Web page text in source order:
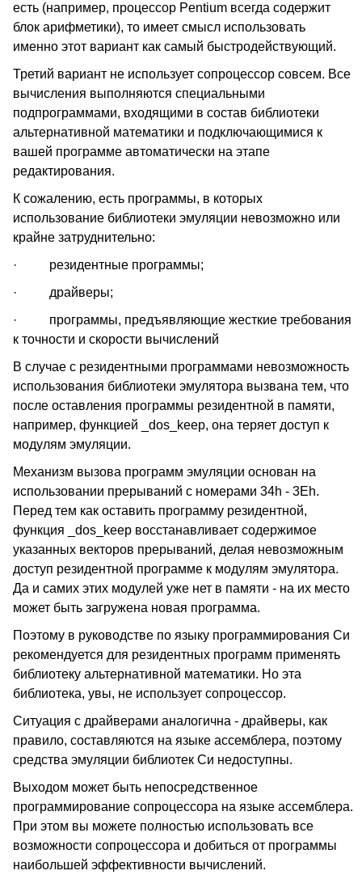
есть (например, процессор Pentium всегда содержит
блок арифметики), то имеет смысл использовать
именно этот вариант как самый быстродействующий.
Третий вариант не использует сопроцессор совсем. Все
вычисления выполняются специальными
подпрограммами, входящими в состав библиотеки
альтернативной математики и подключающимися к
вашей программе автоматически на этапе
редактирования.
К сожалению, есть программы, в которых
использование библиотеки эмуляции невозможно или
крайне затруднительно:
· резидентные программы;
· драйверы;
· программы, предъявляющие жесткие требования
к точности и скорости вычислений
В случае с резидентными программами невозможность
использования библиотеки эмулятора вызвана тем, что
после оставления программы резидентной в памяти,
например, функцией _dos_keep, она теряет доступ к
модулям эмуляции.
Механизм вызова программ эмуляции основан на
использовании прерываний с номерами 34h - 3Eh.
Перед тем как оставить программу резидентной,
функция _dos_keep восстанавливает содержимое
указанных векторов прерываний, делая невозможным
доступ резидентной программе к модулям эмулятора.
Да и самих этих модулей уже нет в памяти - на их место
может быть загружена новая программа.
Поэтому в руководстве по языку программирования Си
рекомендуется для резидентных программ применять
библиотеку альтернативной математики. Но эта
библиотека, увы, не использует сопроцессор.
Ситуация с драйверами аналогична - драйверы, как
правило, составляются на языке ассемблера, поэтому
средства эмуляции библиотек Си недоступны.
Выходом может быть непосредственное
программирование сопроцессора на языке ассемблера.
При этом вы можете полностью использовать все
возможности сопроцессора и добиться от программы
наибольшей эффективности вычислений.